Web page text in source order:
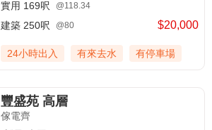
$20,000
實用 169呎 @118.34
建築 250呎 @80
24小時出入 有來去水 有停車場
豐盛苑 高層
傢電齊